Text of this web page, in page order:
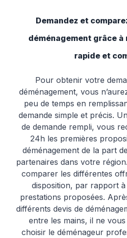
Demandez et
déménagement grâce
rapide et
Pour obtenir votre
déménagement, vous
peu de temps en
demande simple et précis.
de demande rempli, vous
24h les premières
déménagement de la part
partenaires dans votre
comparer les différentes
disposition, par rapport
prestations proposées.
différents devis de
entre les mains, il ne vous
choisir le déménageur